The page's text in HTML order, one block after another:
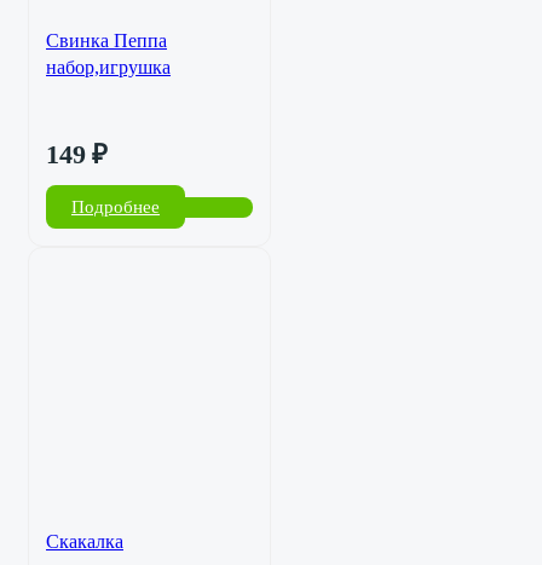
Свинка Пеппа
набор,игрушка
149 ₽
Подробнее
Скакалка